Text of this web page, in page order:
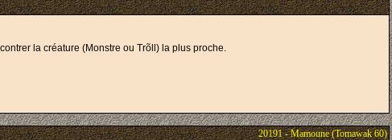
la créature (Monstre ou Trõll) la plus proche.
20191 - Mamoune (Tomawak 60)